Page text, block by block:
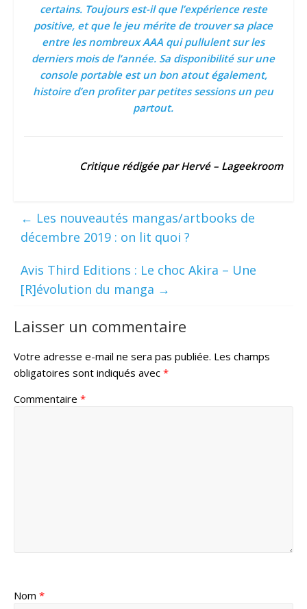
certains. Toujours est-il que l’expérience reste
positive, et que le jeu mérite de trouver sa place
entre les nombreux AAA qui pullulent sur les
derniers mois de l’année. Sa disponibilité sur une
console portable est un bon atout également,
histoire d’en profiter par petites sessions un peu
partout.
Critique rédigée par Hervé – Lageekroom
← Les nouveautés mangas/artbooks de
décembre 2019 : on lit quoi ?
Avis Third Editions : Le choc Akira – Une
[R]évolution du manga →
Laisser un commentaire
Votre adresse e-mail ne sera pas publiée. Les champs
obligatoires sont indiqués avec *
Commentaire *
Nom *